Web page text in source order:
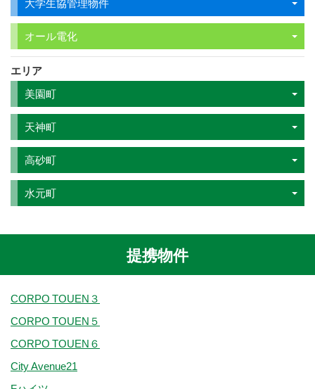
オール電化
エリア
美園町
天神町
高砂町
水元町
提携物件
CORPO TOUEN３
CORPO TOUEN５
CORPO TOUEN６
City Avenue21